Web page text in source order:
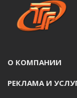
О КОМПАНИИ
РЕКЛАМА И